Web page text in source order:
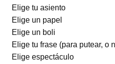
Elige tu asiento
Elige un papel
Elige un boli
Elige tu frase (para putear, o
Elige espectáculo